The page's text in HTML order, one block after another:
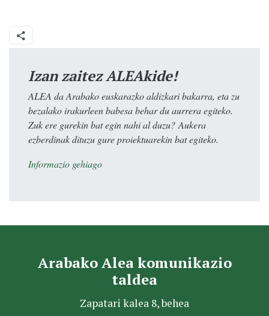
Izan zaitez ALEAkide!
ALEA da Arabako euskarazko aldizkari bakarra, eta zu
bezalako irakurleen babesa behar du aurrera egiteko.
Zuk ere gurekin bat egin nahi al duzu? Aukera
ezberdinak dituzu gure proiektuarekin bat egiteko.
Informazio gehiago
Arabako Alea komunikazio
taldea
Zapatari kalea 8, behea